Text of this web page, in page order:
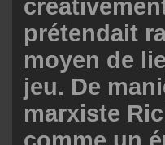
prétendait
moyen de
jeu. De
marxiste